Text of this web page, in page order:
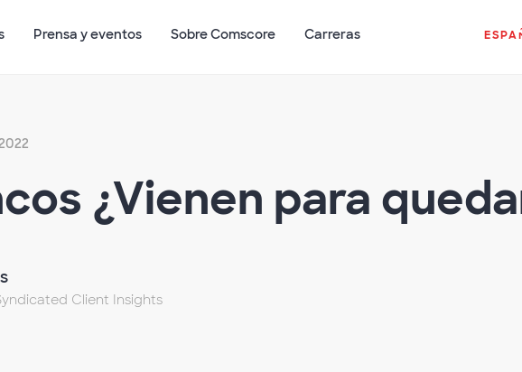
Prensa y eventos Sobre Comscore Carreras
¿Vienen para
Client Insights